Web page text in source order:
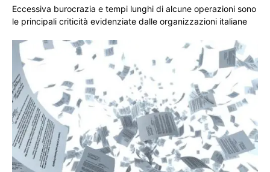
Eccessiva burocrazia e tempi lunghi di alcune operazioni sono
le principali criticità evidenziate dalle organizzazioni italiane